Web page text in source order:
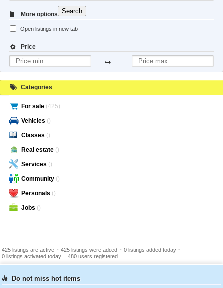
More options
Open listings in new tab
Price
Search
Categories
For sale (425)
Vehicles ()
Classes ()
Real estate ()
Services ()
Community ()
Personals ()
Jobs ()
425 listings are active - 425 listings were added - 0 listings added today -
0 listings activated today - 480 users registered
Do not miss hot items